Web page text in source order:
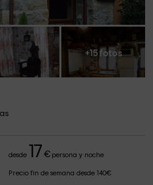
+15 fotos
desde 17 €persona y noche
Precio fin de semana desde 140€